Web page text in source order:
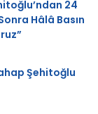
24
Hâlâ Basın
Şehitoğlu